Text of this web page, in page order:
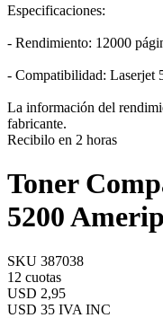
Especificaciones:
- Rendimiento: 12000
- Compatibilidad: Laserjet
La información del
fabricante.
Recibilo en 2 horas
Toner
5200
SKU 387038
12 cuotas
USD 2,95
USD 35 IVA INC